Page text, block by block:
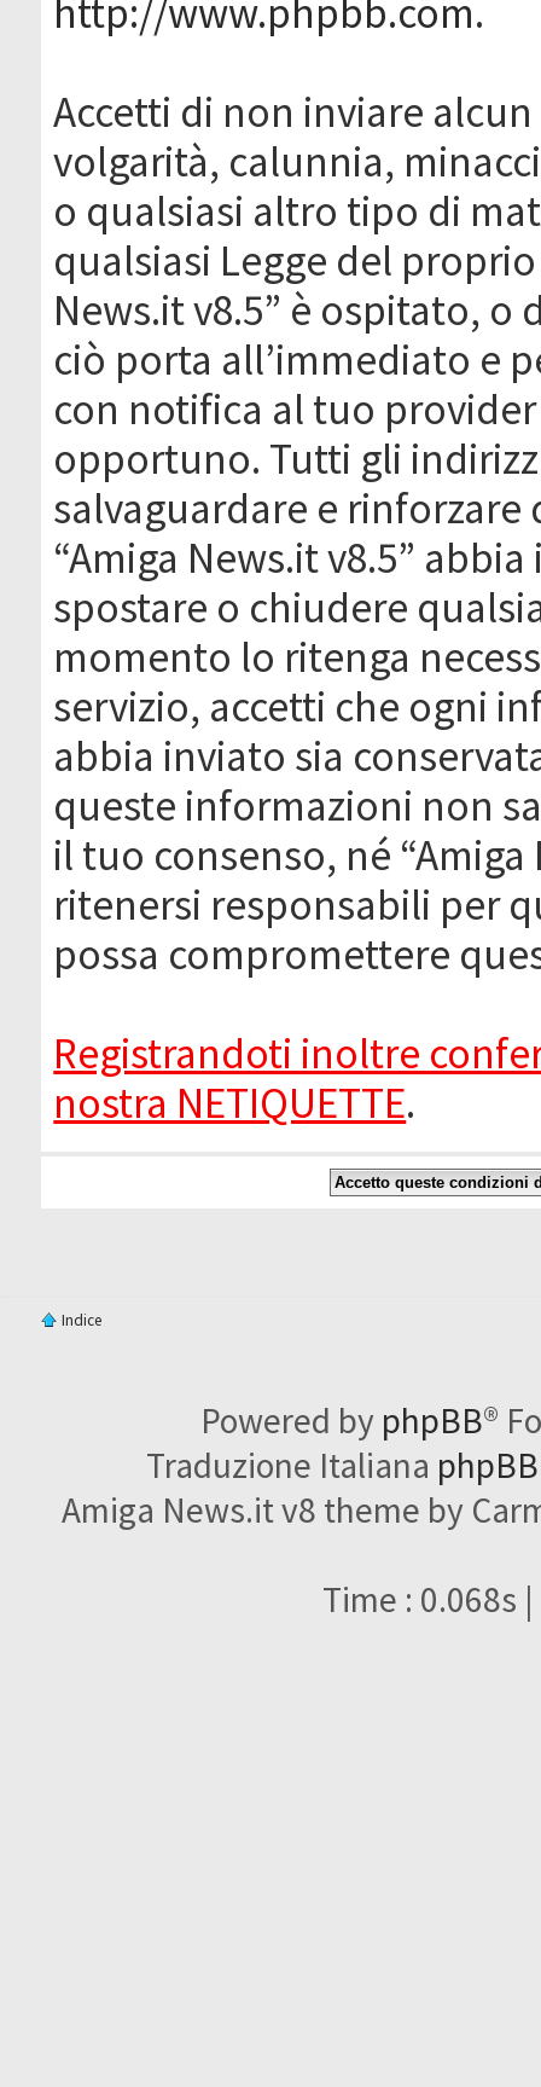
http://www.phpbb.com.
Accetti di non inviare
volgarità, calunnia,
o qualsiasi altro tipo di
qualsiasi Legge del
News.it v8.5” è ospitato, o
ciò porta all’immediato e
con notifica al tuo
opportuno. Tutti gli
salvaguardare e
“Amiga News.it v8.5”
spostare o chiudere
momento lo ritenga
servizio, accetti che ogni
abbia inviato sia
queste informazioni non
il tuo consenso, né
ritenersi responsabili per
possa compromettere
Registrandoti inoltre
nostra NETIQUETTE.
Indice
Powered by phpBB®
Traduzione Italiana
Amiga News.it v8 theme by
Time : 0.068s